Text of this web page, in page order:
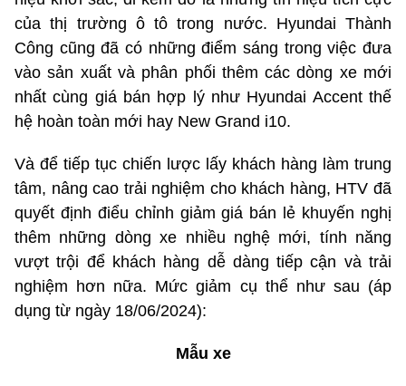
của thị trường ô tô trong nước. Hyundai Thành
Công cũng đã có những điểm sáng trong việc đưa
vào sản xuất và phân phối thêm các dòng xe mới
nhất cùng giá bán hợp lý như Hyundai Accent thế
hệ hoàn toàn mới hay New Grand i10.
Và để tiếp tục chiến lược lấy khách hàng làm trung
tâm, nâng cao trải nghiệm cho khách hàng, HTV đã
quyết định điểu chỉnh giảm giá bán lẻ khuyến nghị
thêm những dòng xe nhiều nghệ mới, tính năng
vượt trội để khách hàng dễ dàng tiếp cận và trải
nghiệm hơn nữa. Mức giảm cụ thể như sau (áp
dụng từ ngày 18/06/2024):
Mẫu xe